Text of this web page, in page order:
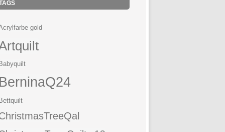
gold
Babyquilt
BerninaQ24
Bettquilt